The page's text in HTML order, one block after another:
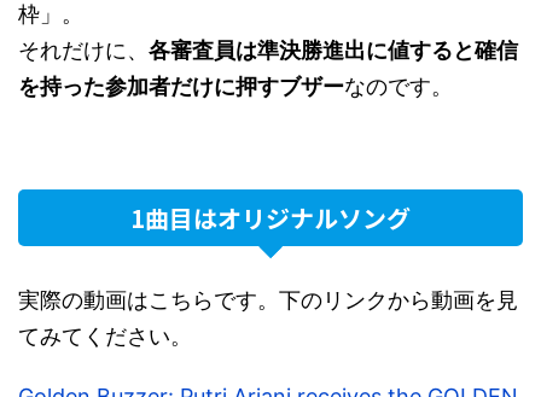
枠」。
それだけに、 各審査員は準決勝進出に値すると確信
を持った参加者だけに押すブザーなのです。
1曲目はオリジナルソング
実際の動画はこちらです。下のリンクから動画を見
てみてください。